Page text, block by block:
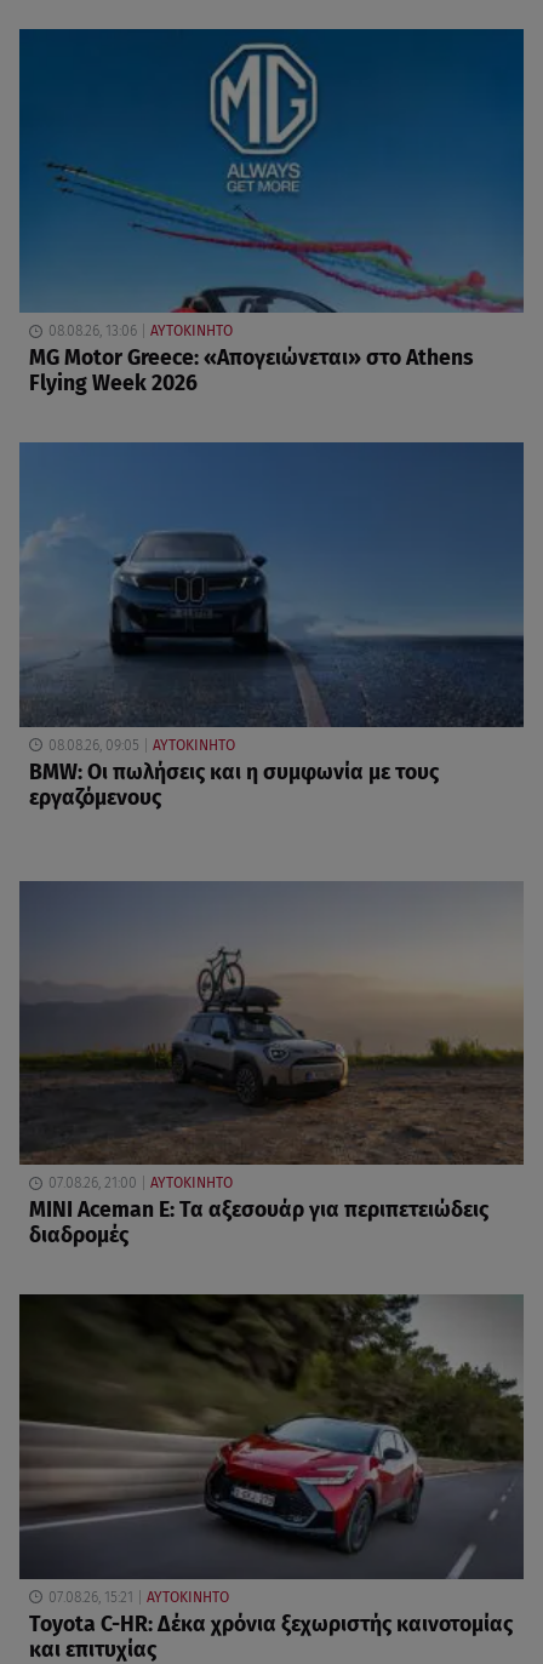
08.08.26, 13:06 ΑΥΤΟΚΙΝΗΤΟ
MG Motor Greece: «Απογειώνεται» στο Athens
Flying Week 2026
08.08.26, 09:05 ΑΥΤΟΚΙΝΗΤΟ
BMW: Οι πωλήσεις και η συμφωνία με τους
εργαζόμενους
07.08.26, 21:00 ΑΥΤΟΚΙΝΗΤΟ
MINI Aceman E: Τα αξεσουάρ για περιπετειώδεις
διαδρομές
07.08.26, 15:21 ΑΥΤΟΚΙΝΗΤΟ
Toyota C-HR: Δέκα χρόνια ξεχωριστής καινοτομίας
και επιτυχίας